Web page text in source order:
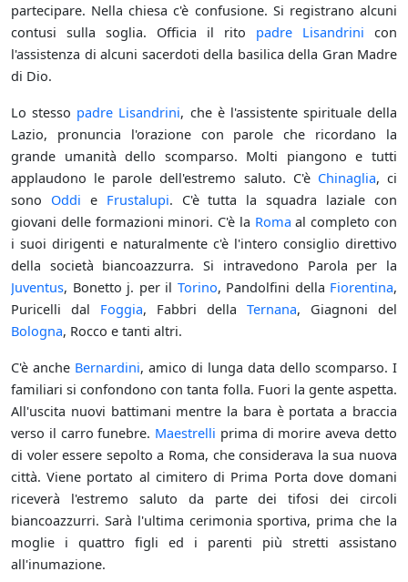
partecipare. Nella chiesa c'è confusione. Si registrano alcuni
contusi sulla soglia. Officia il rito padre Lisandrini con
l'assistenza di alcuni sacerdoti della basilica della Gran Madre
di Dio.
Lo stesso padre Lisandrini, che è l'assistente spirituale della
Lazio, pronuncia l'orazione con parole che ricordano la
grande umanità dello scomparso. Molti piangono e tutti
applaudono le parole dell'estremo saluto. C'è Chinaglia, ci
sono Oddi e Frustalupi. C'è tutta la squadra laziale con
giovani delle formazioni minori. C'è la Roma al completo con
i suoi dirigenti e naturalmente c'è l'intero consiglio direttivo
della società biancoazzurra. Si intravedono Parola per la
Juventus, Bonetto j. per il Torino, Pandolfini della Fiorentina,
Puricelli dal Foggia, Fabbri della Ternana, Giagnoni del
Bologna, Rocco e tanti altri.
C'è anche Bernardini, amico di lunga data dello scomparso. I
familiari si confondono con tanta folla. Fuori la gente aspetta.
All'uscita nuovi battimani mentre la bara è portata a braccia
verso il carro funebre. Maestrelli prima di morire aveva detto
di voler essere sepolto a Roma, che considerava la sua nuova
città. Viene portato al cimitero di Prima Porta dove domani
riceverà l'estremo saluto da parte dei tifosi dei circoli
biancoazzurri. Sarà l'ultima cerimonia sportiva, prima che la
moglie i quattro figli ed i parenti più stretti assistano
all'inumazione.